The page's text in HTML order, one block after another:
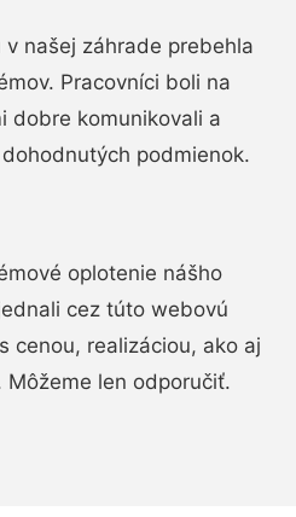
našej záhrade prebehla
Pracovníci boli na
dobre komunikovali a
podmienok.
oplotenie nášho
cez túto webovú
cenou, realizáciou, ako aj
Môžeme len odporučiť.